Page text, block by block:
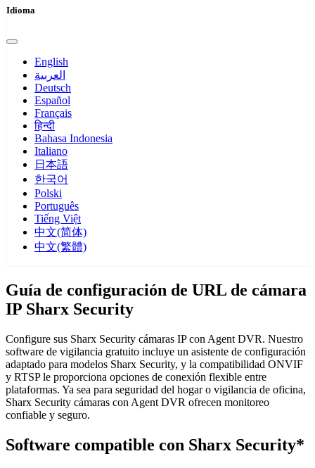
Idioma
English
العربية
Deutsch
Español
Français
हिन्दी
Bahasa Indonesia
Italiano
日本語
한국어
Polski
Português
Tiếng Việt
中文(简体)
中文(繁體)
Guía de configuración de URL de cámara
IP Sharx Security
Configure sus Sharx Security cámaras IP con Agent DVR. Nuestro
software de vigilancia gratuito incluye un asistente de configuración
adaptado para modelos Sharx Security, y la compatibilidad ONVIF
y RTSP le proporciona opciones de conexión flexible entre
plataformas. Ya sea para seguridad del hogar o vigilancia de oficina,
Sharx Security cámaras con Agent DVR ofrecen monitoreo
confiable y seguro.
Software compatible con Sharx Security*